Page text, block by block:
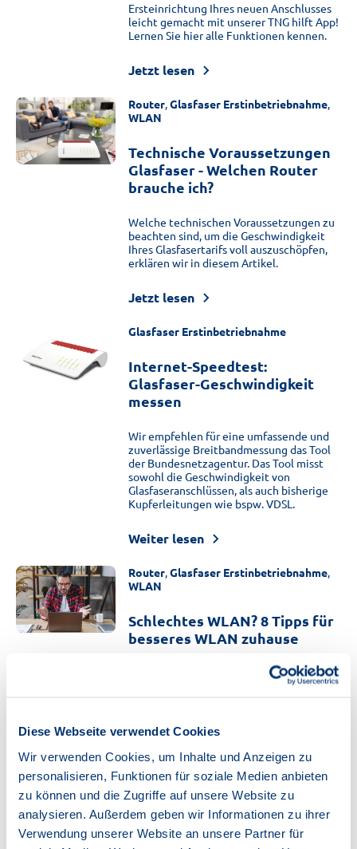
Diese Webseite verwendet Cookies
Wir verwenden Cookies, um Inhalte und Anzeigen zu
personalisieren, Funktionen für soziale Medien anbieten
zu können und die Zugriffe auf unsere Website zu
analysieren. Außerdem geben wir Informationen zu ihrer
Verwendung unserer Website an unsere Partner für
Ersteinrichtung Ihres neuen Anschlusses
leicht gemacht mit unserer TNG hilft App!
Lernen Sie hier alle Funktionen kennen.
Jetzt lesen
Router,Glasfaser Erstinbetriebnahme,
WLAN
Technische Voraussetzungen
Glasfaser - Welchen Router
brauche ich?
Welche technischen Voraussetzungen zu
beachten sind, um die Geschwindigkeit
Ihres Glasfasertarifs voll auszuschöpfen,
erklären wir in diesem Artikel.
Jetzt lesen
Glasfaser Erstinbetriebnahme
Internet-Speedtest:
Glasfaser-Geschwindigkeit
messen
Wir empfehlen für eine umfassende und
zuverlässige Breitbandmessung das Tool
der Bundesnetzagentur. Das Tool misst
sowohl die Geschwindigkeit von
Glasfaseranschlüssen, als auch bisherige
Kupferleitungen wie bspw. VDSL.
Weiter lesen
Router,Glasfaser Erstinbetriebnahme,
WLAN
Schlechtes WLAN? 8 Tipps für
besseres WLAN zuhause
Ständig ärgern Sie sich über schlechtes
WLAN? Wir geben Ihnen Tipps zur
Glasfaser Erstinbetriebnahme
Speedtest zeigt falsche
Bandbreite? Einfache Lösung